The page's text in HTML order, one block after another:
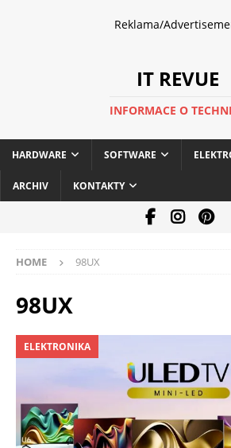
Reklama/
IT REVUE
INFORMACE O
HARDWARE SOFTWARE
ARCHIV KONTAKTY
HOME 98UX
98UX
ELEKTRONIKA